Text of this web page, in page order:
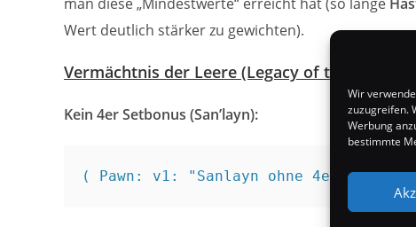
Wir
zuzugreifen.
Werbung
bestimmte
Wert deutlich stärker zu gewichten).
Vermächtnis der Leere (Legacy of the Void)
Kein 4er Setbonus (San’layn):
( Pawn: v1: "Sanlayn ohne 4er":